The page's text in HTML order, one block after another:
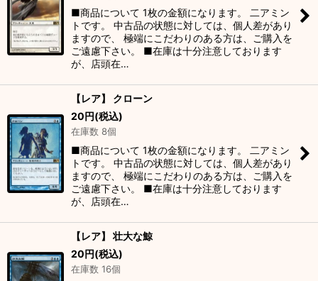
■商品について 1枚の金額になります。 二アミン
トです。 中古品の状態に対しては、個人差があり
ますので、 極端にこだわりのある方は、ご購入を
ご遠慮下さい。 ■在庫は十分注意しております
が、店頭在…
【レア】 クローン
20円(税込)
在庫数 8個
■商品について 1枚の金額になります。 二アミン
トです。 中古品の状態に対しては、個人差があり
ますので、 極端にこだわりのある方は、ご購入を
ご遠慮下さい。 ■在庫は十分注意しております
が、店頭在…
【レア】 壮大な鯨
20円(税込)
在庫数 16個